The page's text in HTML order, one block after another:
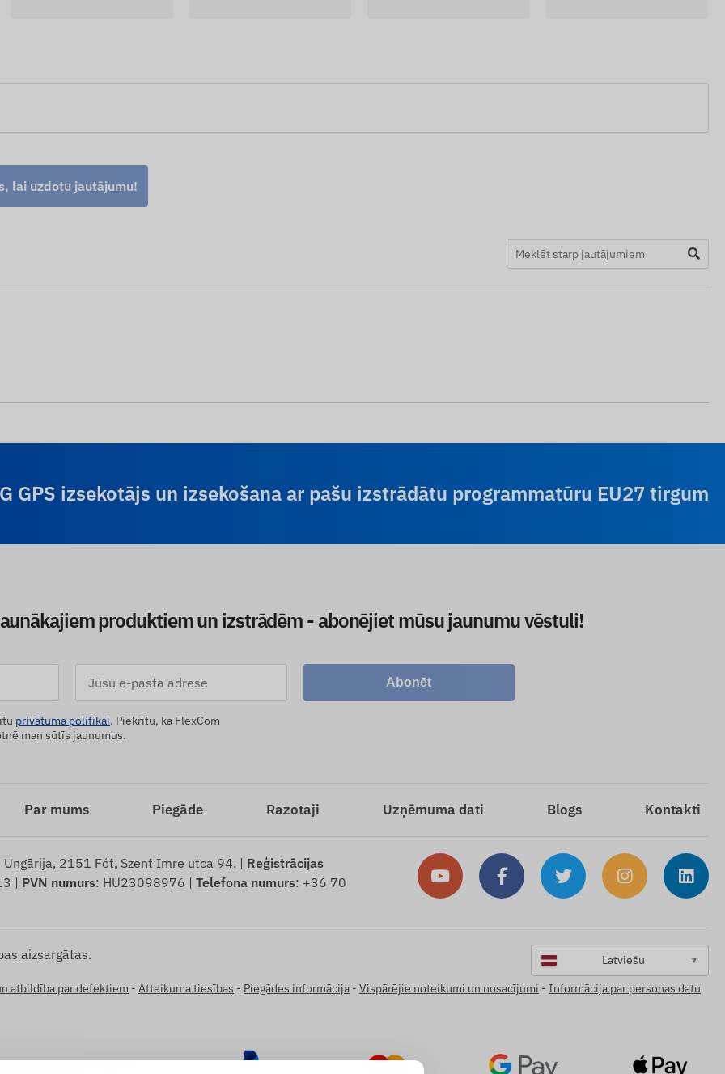
lai uzdotu jautājumu!
GPS izsekotājs un izsekošana ar pašu izstrādātu programmatūru EU27 tirgum
produktiem un izstrādēm - abonējiet mūsu jaunumu vēstuli!
Abonēt
privātuma politikai. Piekrītu, ka FlexCom
man sūtīs jaunumus.
Par mums Piegāde Razotaji Uzņēmuma dati Blogs Kontakti
Ungārija, 2151 Fót, Szent Imre utca 94. | Reģistrācijas
| PVN numurs: HU23098976 | Telefona numurs: +36 70
aizsargātas. Latviešu ▼
atbildība par defektiem - Atteikuma tiesības - Piegādes informācija - Vispārējie noteikumi un nosacījumi - Informācija par personas datu